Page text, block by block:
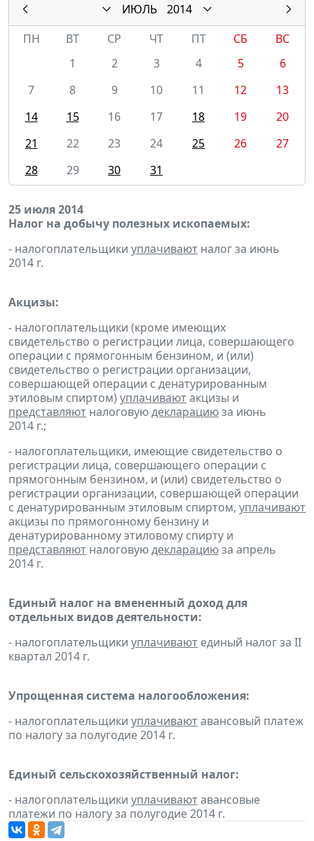
ИЮЛЬ
2014
ПН
ВТ СР ЧТ ПТ СБ
ВС
1
2 3 4 5
6
7
8 9 10 11 12
13
14
15 16 17 18 19
20
21
22 23 24 25 26
27
28
29 30 31
25 июля 2014
Налог на добычу полезных ископаемых:
- налогоплательщики уплачивают налог за июнь
2014 г.
Акцизы:
- налогоплательщики (кроме имеющих
свидетельство о регистрации лица, совершающего
операции с прямогонным бензином, и (или)
свидетельство о регистрации организации,
совершающей операции с денатурированным
этиловым спиртом) уплачиваютакцизы и
представляют налоговуюдекларациюза июнь
2014 г.;
- налогоплательщики, имеющие свидетельство о
регистрации лица, совершающего операции с
прямогонным бензином, и (или) свидетельство о
регистрации организации, совершающей операции
с денатурированным этиловым спиртом, уплачивают
акцизы по прямогонному бензину и
денатурированному этиловому спирту и
представляют налоговуюдекларациюза апрель
2014 г.
Единый налог на вмененный доход для
отдельных видов деятельности:
- налогоплательщики уплачивают единый налог за II
квартал 2014 г.
Упрощенная система налогообложения:
- налогоплательщики уплачиваютавансовый платеж
по налогу за полугодие 2014 г.
Единый сельскохозяйственный налог:
- налогоплательщики уплачиваютавансовые
платежи по налогу за полугодие 2014 г.